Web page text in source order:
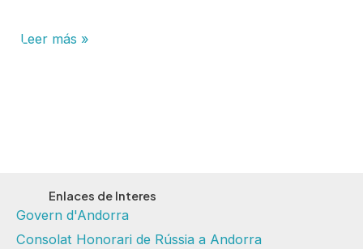
Leer más »
Enlaces de Interes
Govern d'Andorra
Consolat Honorari de Rússia a Andorra